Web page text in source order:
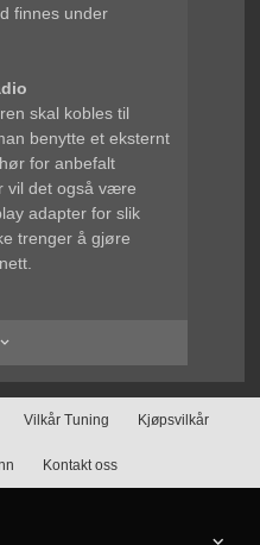
finnes under
skal kobles til
benytte et eksternt
for anbefalt
vil det også være
adapter for slik
trenger å gjøre
Vilkår Tuning Kjøpsvilkår
Kontakt oss